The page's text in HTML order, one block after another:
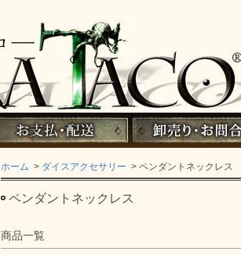
ホーム > ダイスアクセサリー > ペンダントネックレス
ペンダントネックレス
商品一覧